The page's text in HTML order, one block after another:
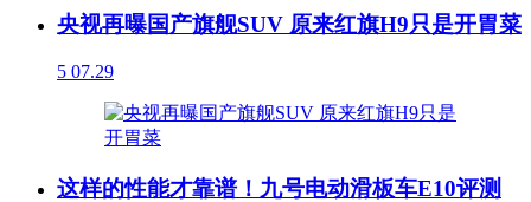
央视再曝国产旗舰SUV 原来红旗H9只是开胃菜
5 07.29
这样的性能才靠谱！九号电动滑板车E10评测